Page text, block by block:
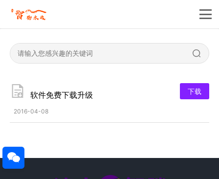
软件免费下载升级
2016-04-08
下载